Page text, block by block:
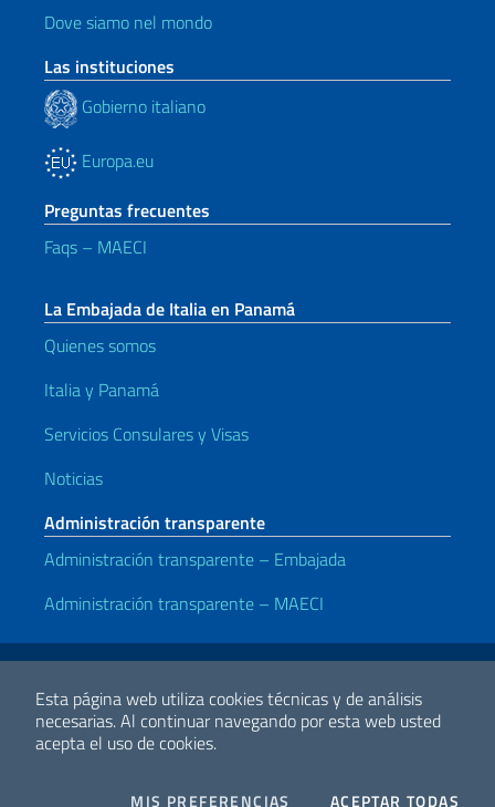
Esta página web utiliza cookies técnicas y de análisis
necesarias.Al continuar navegando por esta web usted
acepta el uso de cookies.
MIS PREFERENCIAS COOKIESACEPTAR TODAS
Dove siamo nel mondo
Las instituciones
Gobierno italiano
Europa.eu
Preguntas frecuentes
Faqs – MAECI
La Embajada de Italia en Panamá
Quienes somos
Italia y Panamá
Servicios Consulares y Visas
Noticias
Administración transparente
Administración transparente – Embajada
Administración transparente – MAECI
Enlaces útiles
Cooperación Internacional